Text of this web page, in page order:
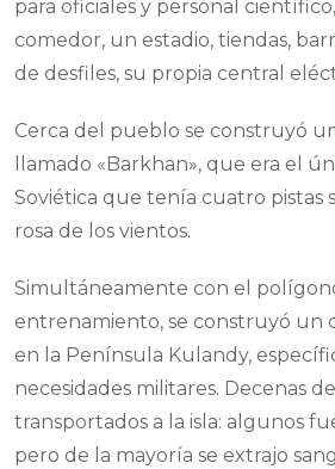
para oficiales y personal
comedor, un estadio, tiendas,
de desfiles, su propia central
Cerca del pueblo se construyó
llamado «Barkhan», que era el
Soviética que tenía cuatro pistas
rosa de los vientos.
Simultáneamente con el
entrenamiento, se construyó un
en la Península Kulandy,
necesidades militares. Decenas
transportados a la isla: algunos
pero de la mayoría se extrajo